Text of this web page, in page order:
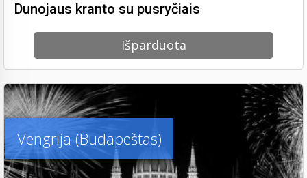
Dunojaus kranto su pusryčiais
Išparduota
Vengrija (Budapeštas)